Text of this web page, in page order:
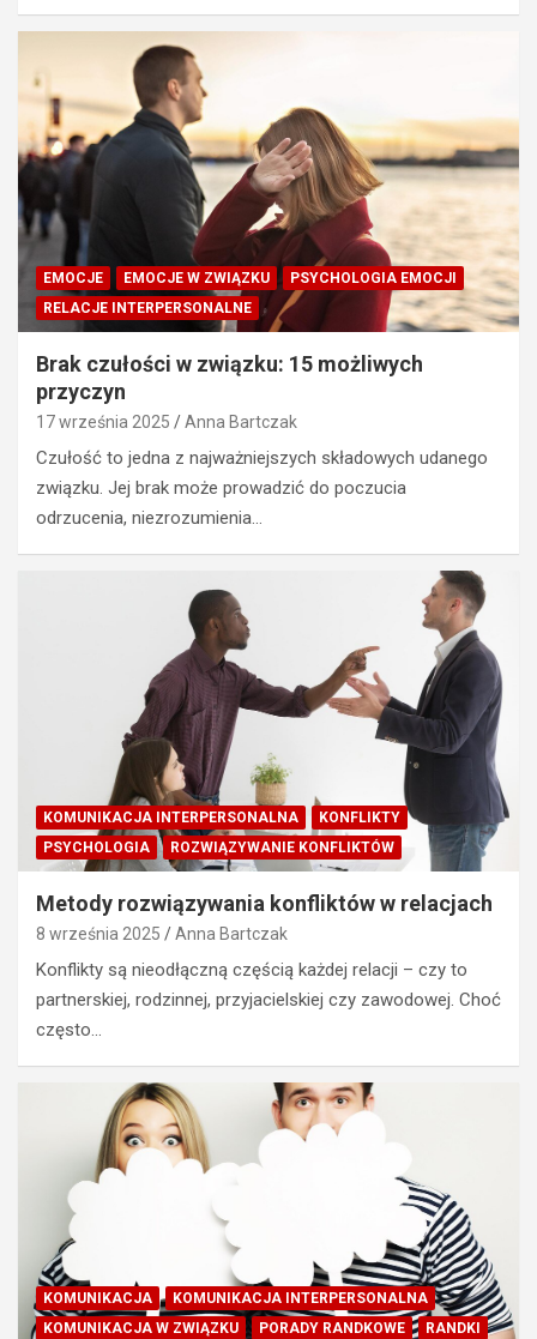
EMOCJE EMOCJE W ZWIĄZKU
PSYCHOLOGIA EMOCJI
RELACJE INTERPERSONALNE
Brak czułości w związku: 15 możliwych
przyczyn
17 września 2025 Anna Bartczak
Czułość to jedna z najważniejszych składowych udanego
związku. Jej brak może prowadzić do poczucia
odrzucenia, niezrozumienia…
KOMUNIKACJA INTERPERSONALNA
KONFLIKTY
PSYCHOLOGIA
ROZWIĄZYWANIE KONFLIKTÓW
Metody rozwiązywania konfliktów w relacjach
8 września 2025 Anna Bartczak
Konflikty są nieodłączną częścią każdej relacji – czy to
partnerskiej, rodzinnej, przyjacielskiej czy zawodowej. Choć
często…
KOMUNIKACJA
KOMUNIKACJA INTERPERSONALNA
KOMUNIKACJA W ZWIĄZKU
PORADY RANDKOWE RANDKI